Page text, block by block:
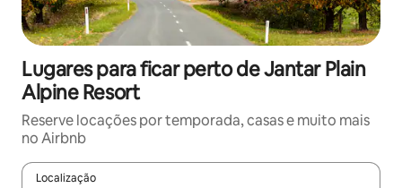
Lugares para ficar perto de Jantar Plain
Alpine Resort
Reserve locações por temporada, casas e muito mais
no Airbnb
Localização